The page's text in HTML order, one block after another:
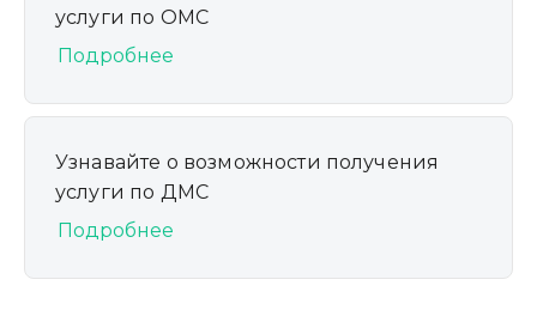
услуги по ОМС
Подробнее
Узнавайте о возможности получения
услуги по ДМС
Подробнее